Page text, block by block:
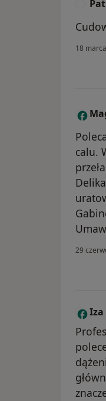
18
M
calu.
29
I Iza